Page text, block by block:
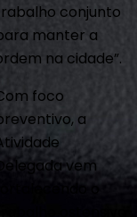
conjunto
manter a
na cidade”.
foco
a
vem
fortalecendo o